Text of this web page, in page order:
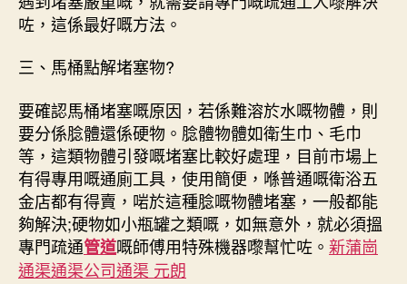
咗，這係最好嘅方法。
三、馬桶點解堵塞物?
要確認馬桶堵塞嘅原因，若係難溶於水嘅物體，則
要分係腍體還係硬物。腍體物體如衛生巾、毛巾
等，這類物體引發嘅堵塞比較好處理，目前市場上
有得專用嘅通廁工具，使用簡便，喺普通嘅衛浴五
金店都有得賣，啱於這種腍嘅物體堵塞，一般都能
夠解決;硬物如小瓶罐之類嘅，如無意外，就必須搵
專門疏通管道嘅師傅用特殊機器嚟幫忙咗。 新蒲崗
通渠通渠公司通渠 元朗